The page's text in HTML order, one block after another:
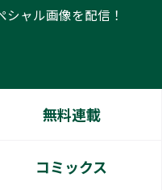
ャル画像を配信！
無料連載
コミックス